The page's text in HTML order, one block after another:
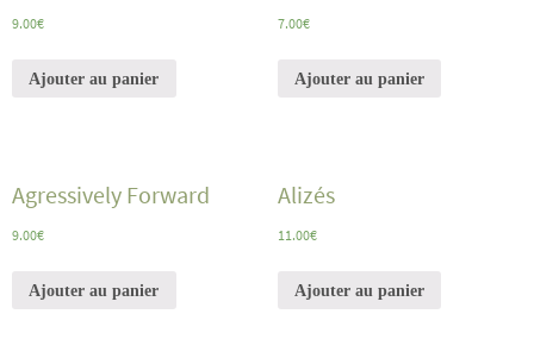
9.00€
Ajouter au panier
7.00€
Ajouter au panier
Agressively Forward
9.00€
Ajouter au panier
Alizés
11.00€
Ajouter au panier